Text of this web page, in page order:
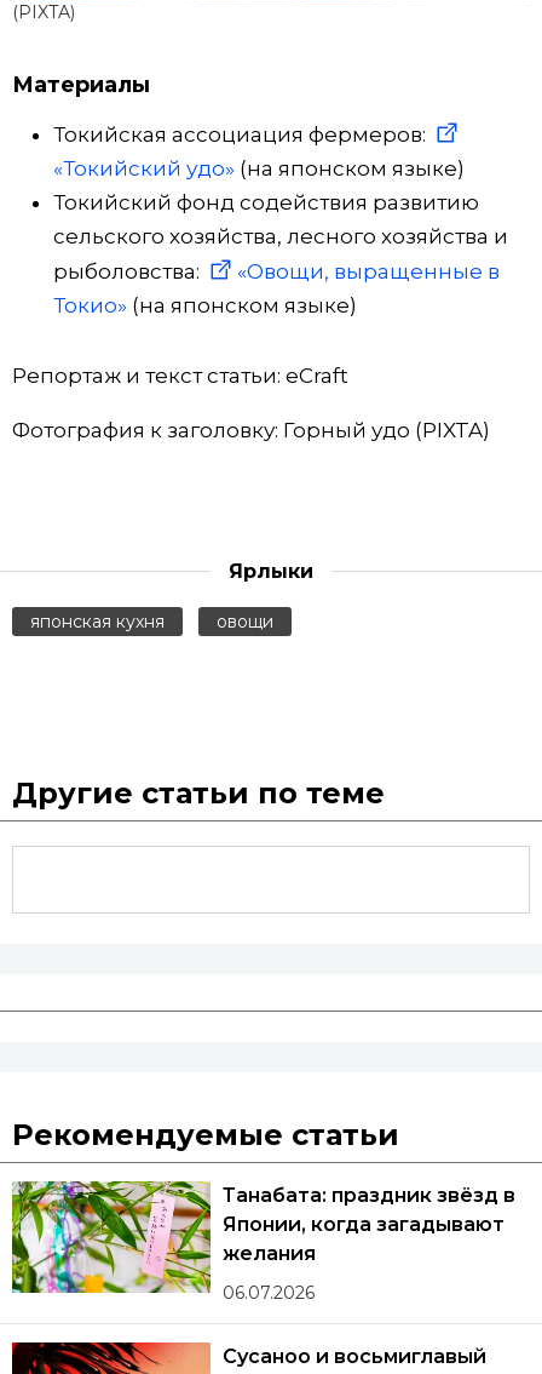
(PIXTA)
Материалы
Токийская ассоциация фермеров:
«Токийский удо» (на японском языке)
Токийский фонд содействия развитию
сельского хозяйства, лесного хозяйства и
рыболовства:
«Овощи, выращенные в
Токио» (на японском языке)
Репортаж и текст статьи: eCraft
Фотография к заголовку: Горный удо (PIXTA)
Ярлыки
японская кухня овощи
Другие статьи по теме
Рекомендуемые статьи
Танабата: праздник звёзд в
Японии, когда загадывают
желания
06.07.2026
Сусаноо и восьмиглавый